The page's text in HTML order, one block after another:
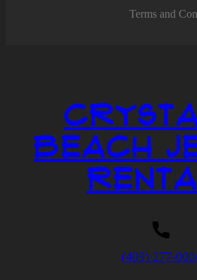
Terms and
Beach
(409) 277-